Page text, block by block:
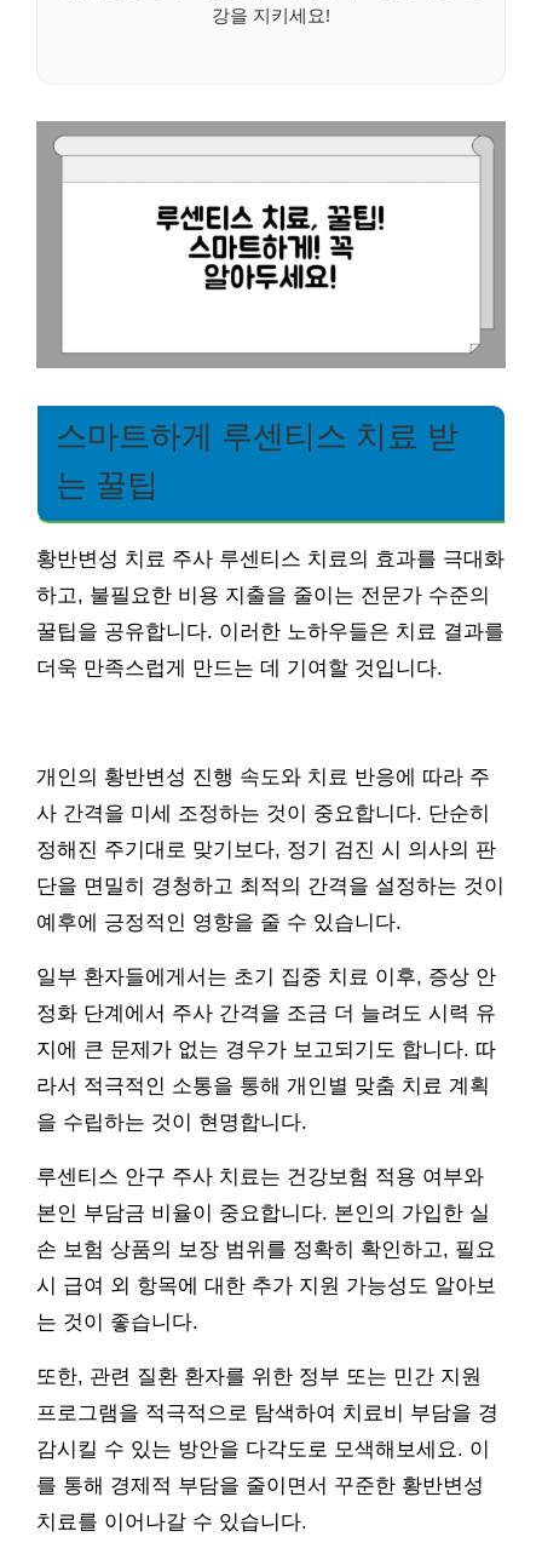
강을 지키세요!
스마트하게 루센티스 치료 받
는 꿀팁
황반변성 치료 주사 루센티스 치료의 효과를 극대화
하고, 불필요한 비용 지출을 줄이는 전문가 수준의
꿀팁을 공유합니다. 이러한 노하우들은 치료 결과를
더욱 만족스럽게 만드는 데 기여할 것입니다.
개인의 황반변성 진행 속도와 치료 반응에 따라 주
사 간격을 미세 조정하는 것이 중요합니다. 단순히
정해진 주기대로 맞기보다, 정기 검진 시 의사의 판
단을 면밀히 경청하고 최적의 간격을 설정하는 것이
예후에 긍정적인 영향을 줄 수 있습니다.
일부 환자들에게서는 초기 집중 치료 이후, 증상 안
정화 단계에서 주사 간격을 조금 더 늘려도 시력 유
지에 큰 문제가 없는 경우가 보고되기도 합니다. 따
라서 적극적인 소통을 통해 개인별 맞춤 치료 계획
을 수립하는 것이 현명합니다.
루센티스 안구 주사 치료는 건강보험 적용 여부와
본인 부담금 비율이 중요합니다. 본인의 가입한 실
손 보험 상품의 보장 범위를 정확히 확인하고, 필요
시 급여 외 항목에 대한 추가 지원 가능성도 알아보
는 것이 좋습니다.
또한, 관련 질환 환자를 위한 정부 또는 민간 지원
프로그램을 적극적으로 탐색하여 치료비 부담을 경
감시킬 수 있는 방안을 다각도로 모색해보세요. 이
를 통해 경제적 부담을 줄이면서 꾸준한 황반변성
치료를 이어나갈 수 있습니다.